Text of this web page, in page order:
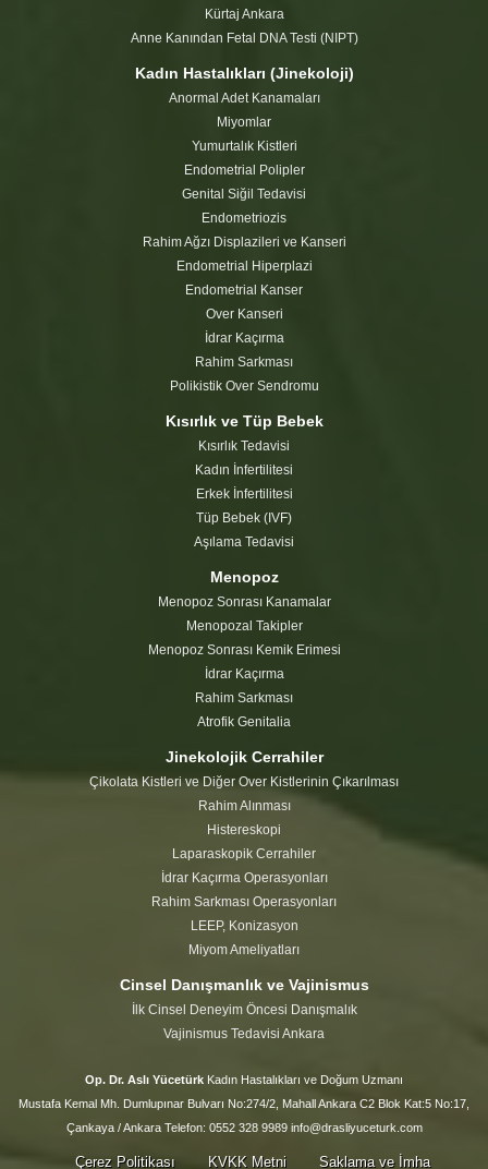
Kürtaj Ankara
Anne Kanından Fetal DNA Testi (NIPT)
Kadın Hastalıkları (Jinekoloji)
Anormal Adet Kanamaları
Miyomlar
Yumurtalık Kistleri
Endometrial Polipler
Genital Siğil Tedavisi
Endometriozis
Rahim Ağzı Displazileri ve Kanseri
Endometrial Hiperplazi
Endometrial Kanser
Over Kanseri
İdrar Kaçırma
Rahim Sarkması
Polikistik Over Sendromu
Kısırlık ve Tüp Bebek
Kısırlık Tedavisi
Kadın İnfertilitesi
Erkek İnfertilitesi
Tüp Bebek (IVF)
Aşılama Tedavisi
Menopoz
Menopoz Sonrası Kanamalar
Menopozal Takipler
Menopoz Sonrası Kemik Erimesi
İdrar Kaçırma
Rahim Sarkması
Atrofik Genitalia
Jinekolojik Cerrahiler
Çikolata Kistleri ve Diğer Over Kistlerinin Çıkarılması
Rahim Alınması
Histereskopi
Laparaskopik Cerrahiler
İdrar Kaçırma Operasyonları
Rahim Sarkması Operasyonları
LEEP, Konizasyon
Miyom Ameliyatları
Cinsel Danışmanlık ve Vajinismus
İlk Cinsel Deneyim Öncesi Danışmalık
Vajinismus Tedavisi Ankara
Op. Dr. Aslı Yücetürk Kadın Hastalıkları ve Doğum Uzmanı
Mustafa Kemal Mh. Dumlupınar Bulvarı No:274/2, Mahall Ankara C2 Blok Kat:5 No:17,
Çankaya / Ankara Telefon: 0552 328 9989 info@drasliyuceturk.com
Çerez Politikası KVKK Metni Saklama ve İmha